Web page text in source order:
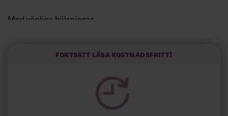
Med vänliga hälsningar
Ställ din fråga här!Fortsätt läsa kostnadsfritt!